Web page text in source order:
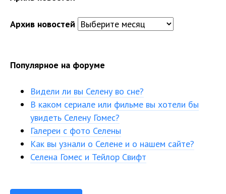
Архив новостей
Популярное на форуме
Видели ли вы Селену во сне?
В каком сериале или фильме вы хотели бы
увидеть Селену Гомес?
Галереи с фото Селены
Как вы узнали о Селене и о нашем сайте?
Селена Гомес и Тейлор Свифт